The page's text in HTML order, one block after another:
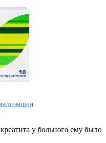
у больного ему было